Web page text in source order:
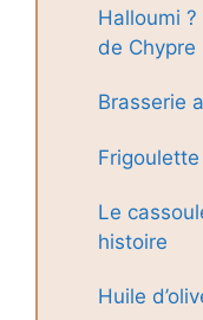
Halloumi
de Chypre
Brasserie
Le
histoire
Huile